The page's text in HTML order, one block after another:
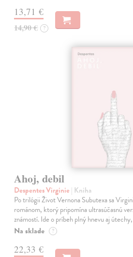
13,71 €
14,90 € ?
Ahoj, debil
Despentes Virginie | Kniha
Po trilógii Život Vernona Subutexa sa
románom, ktorý pripomína ultrasúčasnú
známostí. Ide o príbeh plný hnevu aj
Na sklade ?
22,33 €